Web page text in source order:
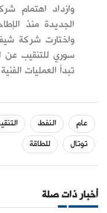
وازداد اهتمام
الجديدة منذ
واختارتشركة
سوري للتنقيب عن
تبدأ العمليات
عام النفط
توتال
للطاقة
أخبار ذات صلة